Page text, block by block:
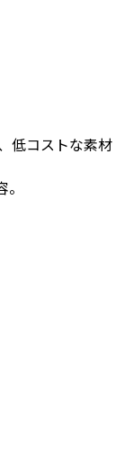
低コストな素材